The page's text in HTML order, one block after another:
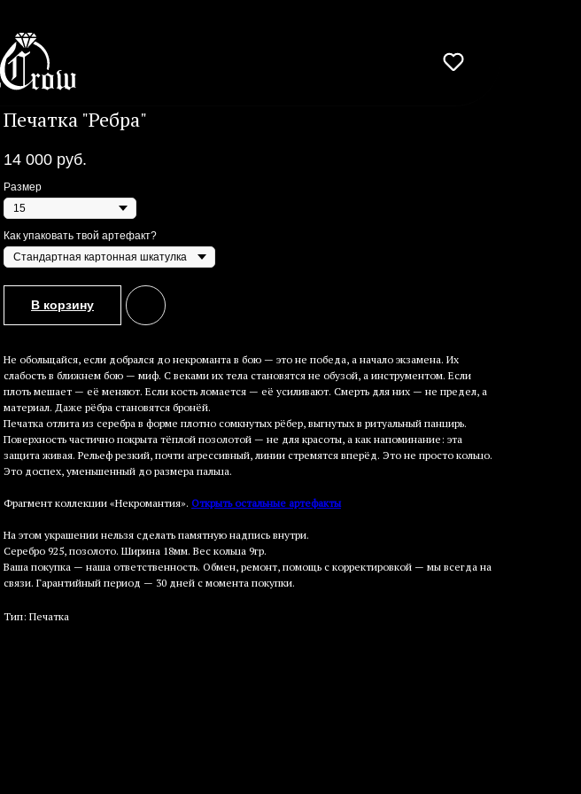
Печатка "Ребра"
14 000 руб.
Размер
Как упаковать твой артефакт?
В корзину
Не обольщайся, если добрался до некроманта в бою — это не победа, а начало экзамена. Их
слабость в ближнем бою — миф. С веками их тела становятся не обузой, а инструментом. Если
плоть мешает — её меняют. Если кость ломается — её усиливают. Смерть для них — не предел, а
материал. Даже рёбра становятся бронёй.
Печатка отлита из серебра в форме плотно сомкнутых рёбер, выгнутых в ритуальный панцирь.
Поверхность частично покрыта тёплой позолотой — не для красоты, а как напоминание: эта
защита живая. Рельеф резкий, почти агрессивный, линии стремятся вперёд. Это не просто кольцо.
Это доспех, уменьшенный до размера пальца.
Фрагмент коллекции «Некромантия». Открыть остальные артефакты
На этом украшении нельзя сделать памятную надпись внутри.
Серебро 925, позолото. Ширина 18мм. Вес кольца 9гр.
Ваша покупка — наша ответственность. Обмен, ремонт, помощь с корректировкой — мы всегда на
связи. Гарантийный период — 30 дней с момента покупки.
Тип: Печатка